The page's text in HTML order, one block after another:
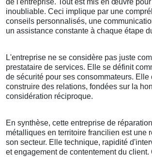
de l'entreprise. Tout est mis en œuvre
inoubliable. Ceci implique par une
conseils personnalisés, une
un assistance constante à chaque étape
L'entreprise ne se considère pas juste
prestataire de services. Elle se définit
de sécurité pour ses consommateurs. Elle
construire des relations, fondées sur la
considération réciproque.
En synthèse, cette entreprise de
métalliques en territoire francilien est une
son secteur. Elle technique, rapidité
et engagement de contentement du client.